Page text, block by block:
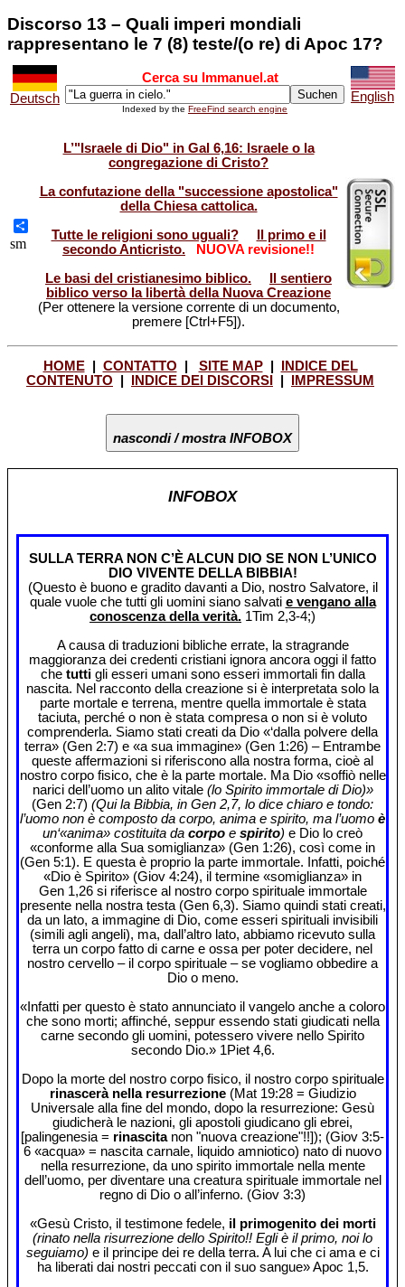
Discorso 13 – Quali imperi mondiali
rappresentano le 7 (8) teste/(o re) di Apoc 17?
Deutsch
Cerca su Immanuel.at
Indexed by the FreeFind search engine
English
Share
sm
L’"Israele di Dio" in Gal 6,16: Israele o la
congregazione di Cristo?
La confutazione della "successione apostolica"
della Chiesa cattolica.
Tutte le religioni sono uguali?
Il primo e il
secondo Anticristo.
NUOVA revisione!!
Le basi del cristianesimo biblico.
Il sentiero
biblico verso la libertà della Nuova Creazione
(Per ottenere la versione corrente di un documento,
premere [Ctrl+F5]).
HOME| CONTATTO SITE MAP|
INDICE DEL
CONTENUTO
INDICE DEI DISCORSI IMPRESSUM
nascondi / mostra INFOBOX
INFOBOX
SULLA TERRA NON C’È ALCUN DIO SE NON L’UNICO
DIO VIVENTE DELLA BIBBIA!
(Questo è buono e gradito davanti a Dio, nostro Salvatore, il
quale vuole che tutti gli uomini siano salvati e vengano alla
conoscenza della verità. 1Tim 2,3-4;)
A causa di traduzioni bibliche errate, la stragrande
maggioranza dei credenti cristiani ignora ancora oggi il fatto
che tuttigli esseri umani sono esseri immortali fin dalla
nascita. Nel racconto della creazione si è interpretata solo la
parte mortale e terrena, mentre quella immortale è stata
taciuta, perché o non è stata compresa o non si è voluto
comprenderla. Siamo stati creati da Dio «‘dalla polvere della
terra» (Gen 2:7) e «a sua immagine» (Gen 1:26) – Entrambe
queste affermazioni si riferiscono alla nostra forma, cioè al
nostro corpo fisico, che è la parte mortale. Ma Dio «soffiò nelle
narici dell’uomo un alito vitale (lo Spirito immortale di Dio)»
(Gen 2:7) (Qui la Bibbia, in Gen 2,7, lo dice chiaro e tondo:
l’uomo non è composto da corpo, anima e spirito, ma l’uomo è
un‘«anima» costituita da corpo e spirito) e Dio lo creò
«conforme alla Sua somiglianza» (Gen 1:26), così come in
(Gen 5:1). E questa è proprio la parte immortale. Infatti, poiché
«Dio è Spirito» (Giov 4:24), il termine «somiglianza» in
Gen 1,26 si riferisce al nostro corpo spirituale immortale
presente nella nostra testa (Gen 6,3). Siamo quindi stati creati,
da un lato, a immagine di Dio, come esseri spirituali invisibili
(simili agli angeli), ma, dall’altro lato, abbiamo ricevuto sulla
terra un corpo fatto di carne e ossa per poter decidere, nel
nostro cervello – il corpo spirituale – se vogliamo obbedire a
Dio o meno.
«Infatti per questo è stato annunciato il vangelo anche a coloro
che sono morti; affinché, seppur essendo stati giudicati nella
carne secondo gli uomini, potessero vivere nello Spirito
secondo Dio.» 1Piet 4,6.
Dopo la morte del nostro corpo fisico, il nostro corpo spirituale
rinascerà nella resurrezione(Mat 19:28 = Giudizio
Universale alla fine del mondo, dopo la resurrezione: Gesù
giudicherà le nazioni, gli apostoli giudicano gli ebrei,
[palingenesia = rinascitanon "nuova creazione"!!]); (Giov 3:5-
6 «acqua» = nascita carnale, liquido amniotico) nato di nuovo
nella resurrezione, da uno spirito immortale nella mente
dell’uomo, per diventare una creatura spirituale immortale nel
regno di Dio o all’inferno. (Giov 3:3)
«Gesù Cristo, il testimone fedele, il primogenito dei morti
(rinato nella risurrezione dello Spirito!! Egli è il primo, noi lo
seguiamo) e il principe dei re della terra. A lui che ci ama e ci
ha liberati dai nostri peccati con il suo sangue» Apoc 1,5.